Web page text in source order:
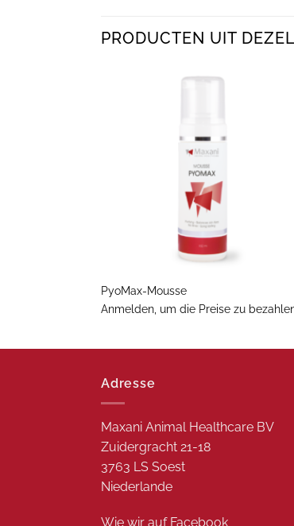
PRODUCTEN UIT
PyoMax-Mousse
Anmelden, um die Preise zu
Adresse
Maxani Animal Healthcare BV
Zuidergracht 21-18
3763 LS Soest
Niederlande
Wie wir auf Facebook